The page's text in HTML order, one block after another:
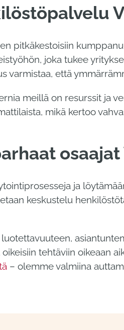
pitkäkestoisiin
joka tukee
varmistaa, että
meillä on resurssit ja
mikä kertoo
ja
keskustelu
tehtäviin oikeaan
– olemme valmiina